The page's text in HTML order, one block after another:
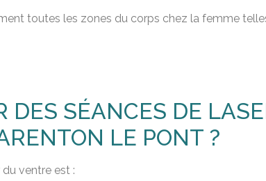
toutes les zones du corps chez la femme
DES SÉANCES DE
LE PONT ?
du ventre est :